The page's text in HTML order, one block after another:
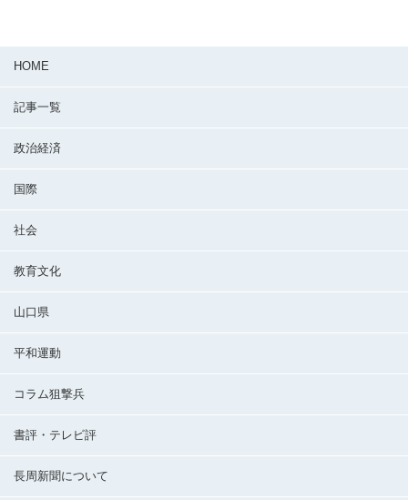
HOME
記事一覧
政治経済
国際
社会
教育文化
山口県
平和運動
コラム狙撃兵
書評・テレビ評
長周新聞について